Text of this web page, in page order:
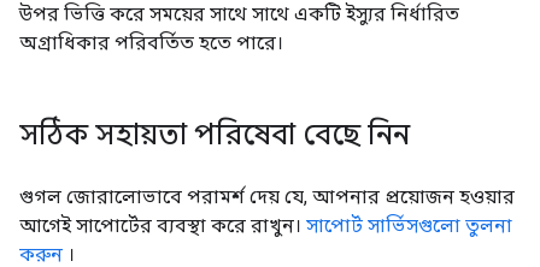
উপর ভিত্তি করে সময়ের সাথে সাথে একটি ইস্যুর নির্ধারিত
অগ্রাধিকার পরিবর্তিত হতে পারে।
সঠিক সহায়তা পরিষেবা বেছে নিন
গুগল জোরালোভাবে পরামর্শ দেয় যে, আপনার প্রয়োজন হওয়ার
আগেই সাপোর্টের ব্যবস্থা করে রাখুন। সাপোর্ট সার্ভিসগুলো তুলনা
করুন ।